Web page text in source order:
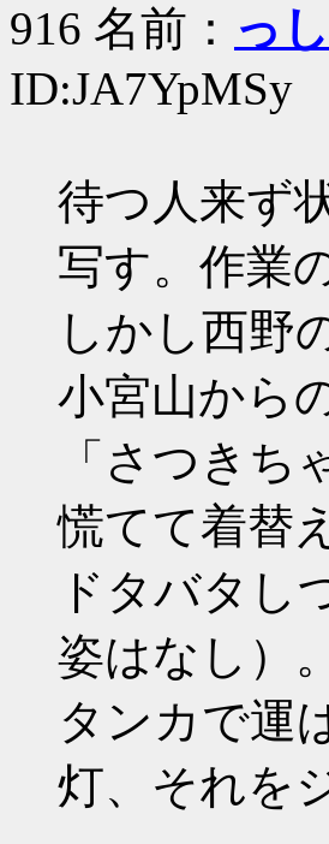
916 名前： っ
ID:JA7YpMSy
待つ人来ず
写す。作業
しかし西野
小宮山から
「さつき
慌てて着替
ドタバタし
姿はなし）
タンカで運
灯、それを